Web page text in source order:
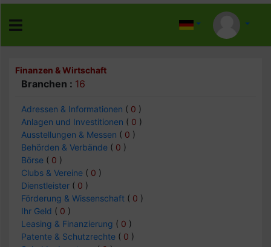
Finanzen & Wirtschaft
Branchen : 16
Adressen & Informationen ( 0 )
Anlagen und Investitionen ( 0 )
Ausstellungen & Messen ( 0 )
Behörden & Verbände ( 0 )
Börse ( 0 )
Clubs & Vereine ( 0 )
Dienstleister ( 0 )
Förderung & Wissenschaft ( 0 )
Ihr Geld ( 0 )
Leasing & Finanzierung ( 0 )
Patente & Schutzrechte ( 0 )